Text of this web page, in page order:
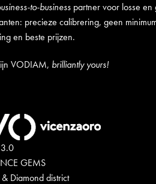
to-businesspartner voor losse en
precieze calibrering, geen
en beste prijzen.
VODIAM, brilliantly yours!
GEMS
Diamond district